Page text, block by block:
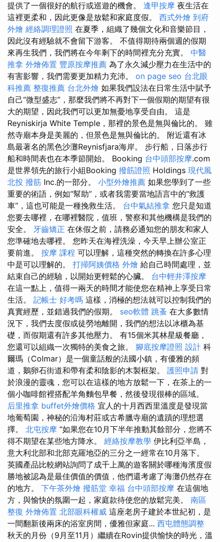
提供了一個很好的航行或巡遊的機會。 逢甲按摩 夜生活在
這裡更柔和，因此更像是放鬆和家庭度假。 西式外燴 到府
外燴 經絡調理證照 在夏季，組織了幾個文化和音樂節目，
因此沒有經驗就不會留下游客。 不值得期待兩個週的假期
來再生我們，我們將在今年剩下的時間裡充分充實。 中醫
推拿 外燴佈置 豐原按摩推薦 為了永久減少壓力在生活中的
有害影響，我們需要更加精力充沛。 on page seo 台北眼
科推薦 整復推薦 台北外燴 如果我們設法在日常生活中賦予
自己“微型盛志”，那麼我們將不再對下一個假期的期望有很
大的期望，因此我們可以更加無憂地享受自由。 這是
Reyniskirja White Temple，那裡的景色是無與倫比的。 雖
然寺廟本身是美麗的，但景色是無與倫比的。 附近還有冰
島最著名的黑色沙灘Reynisfjara海岸。 步行船，日落步行
船和時間表也在本季節開始。 Booking 台中頭部按摩.com
是世界領先的旅行小組Booking 撥筋證照 Holdings 現代風
北投 撥筋 Inc.的一部分。 小型外燴推薦 如果您學到了一些
重要的術語，例如“幫助”，或者我需要當地語言中的“救護
車”，這也可能是一種挽救生活。 台中氣結推拿 您只是知道
您要去哪裡，在哪裡醫院，值班，警察和其他機構是我們的
安全。 牙齒矯正 在休假之前，請務必通知您的朋友和家人
您準確地去哪裡。 您昨天在海裡洗澡，今天早上辦公室正
要前進。 按摩 課程 可以理解，這種突然的轉換在許多心理
中是可以理解的。 打掃阿姨價格 外燴 給自己時間處理，並
結束自己的經驗，以開始更輕鬆的心臟。 台中輕井澤按摩
在這一點上，值得一兩天的時間才能使您在精神上享受日常
生活。 記帳士 好考嗎 這樣，消極的想法就可以控制我們的
真實經歷，並錯過我們的假期。 seo軟體 跳蚤 在大多數情
況下，我們去度假或徒勞地離開，我們的想法以冰櫃為基
礎，而假期還有許多其他壓力。 有15個米其林星級餐廳，
您還可以組織一次獨特的美食之旅。 腳底按摩證照 設計 科
爾瑪（Colmar）是一個童話般的法國小鎮，有優雅的頻
道，鵝卵石街道和帶有柔和陰影的木製框架。 護照申請 對
於浪漫的靈魂，您可以在這樣的地方放鬆一下，在茶上的一
個小咖啡館裡搭配羊角麵包早餐，然後發現很棒的區域。
后里推拿 buffet外燴價格 宜人的十月西西里溫度是發現當
地葡萄園，神秘的沿海村莊或古希臘寺廟的遺蹟的理想選
擇。 北屯按摩 “如果您在10月下半年推動其餘部分，您將不
得不期望在某些地方降水。 經絡按摩教學 伊比利亞半島，
意大利北部和北部克羅地亞的三分之一經常在10月落下。
英國產品比較網站詢問了成千上萬的遊客關於哪種海濱度假
勝地被認為是最佳價值的價值，他們還考慮了海灘仍然存在
的地方。 下午茶外燴 撥筋堂 幸福 台中頭部按摩 在這個地
方，與愉快的氛圍一起，家庭款待使您的放鬆完美。 南區
整復 外燴佈置 北部眼科權威 這座老房子建於本世紀初，是
一間翻新後兩床的浴室房間，優雅但家庭... 西屯體態調整
秋天的月份（9月至11月）繼續在Rovin提供愉快的時光，溫